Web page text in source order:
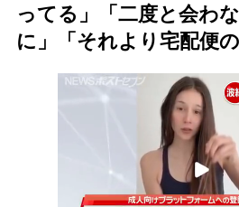
ってる」「二度と会わ
に」「それより宅配便